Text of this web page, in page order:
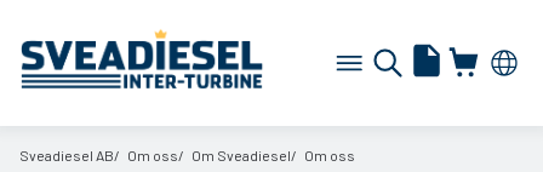
Sveadiesel AB Om oss Om Sveadiesel Om oss